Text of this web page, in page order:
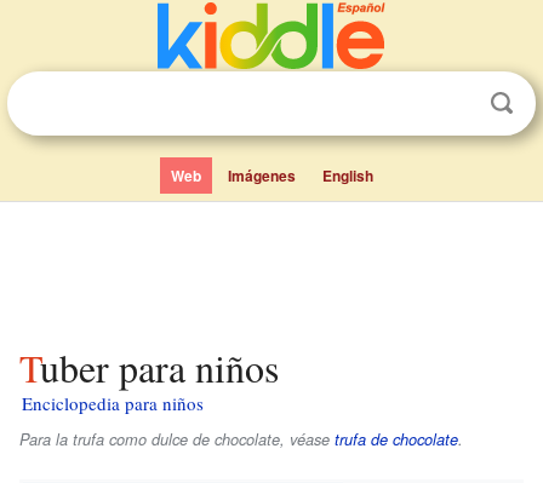
Web Imágenes English
Tuber para niños
Enciclopedia para niños
Para la trufa como dulce de chocolate, véase trufa de chocolate.